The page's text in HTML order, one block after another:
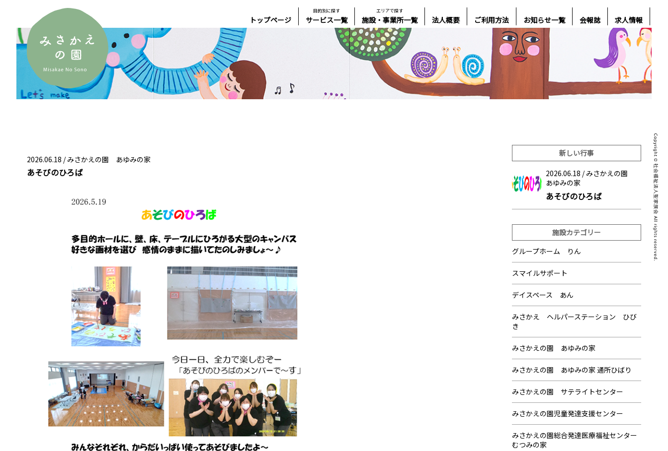
トップページ
目的別に探す
サービス一覧
エリアで探す
施設・事業所一覧 法人概要 ご利用方法 お知らせ一覧 会報誌 求人情報
2026.06.18 /みさかえの園 あゆみの家
あそびのひろば
新しい行事
2026.06.18 /みさかえの園
あゆみの家
あそびのひろば
施設カテゴリー
グループホーム りん
スマイルサポート
デイスペース あん
みさかえ ヘルパーステーション ひび
き
みさかえの園 あゆみの家
みさかえの園 あゆみの家 通所ひばり
みさかえの園 サテライトセンター
みさかえの園児童発達支援センター
みさかえの園総合発達医療福祉センター
むつみの家